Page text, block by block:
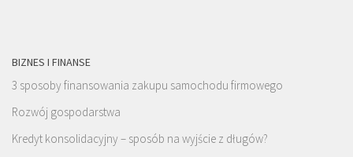
BIZNES I FINANSE
3 sposoby finansowania zakupu samochodu firmowego
Rozwój gospodarstwa
Kredyt konsolidacyjny – sposób na wyjście z długów?